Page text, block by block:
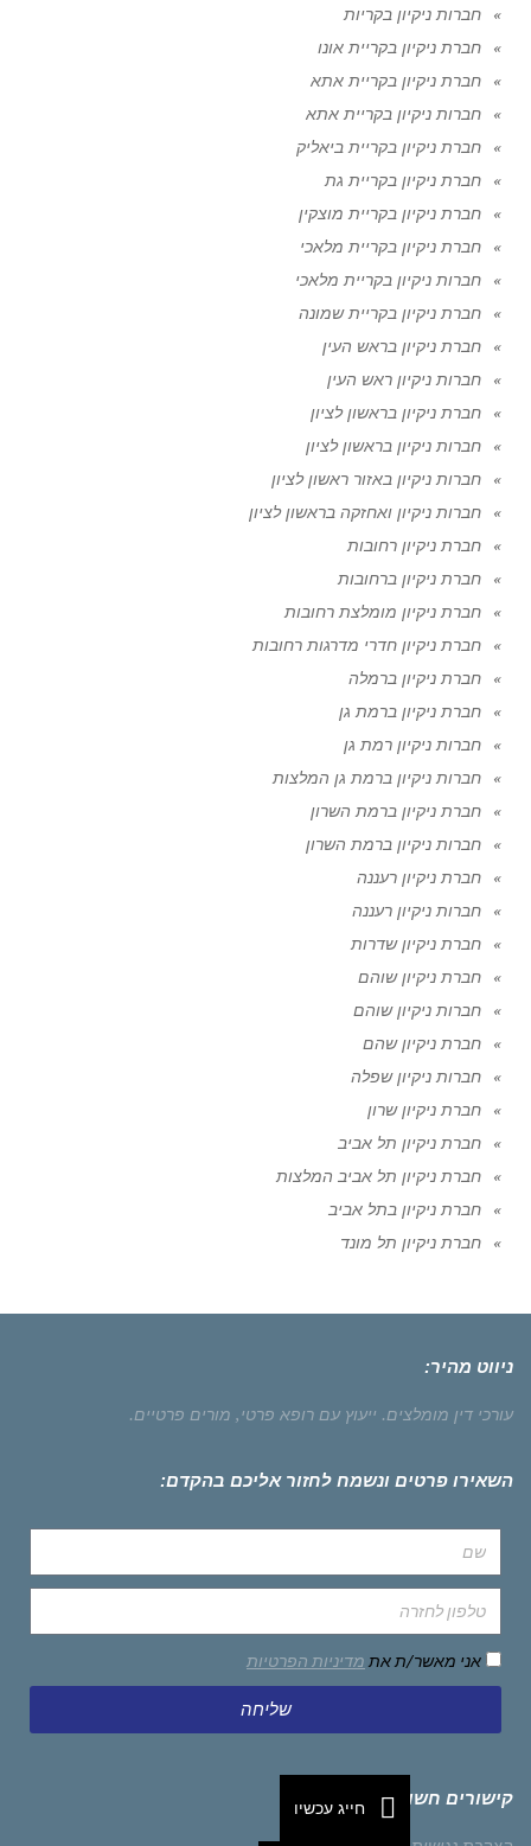
חברות ניקיון בקריות
חברת ניקיון בקריית אונו
חברת ניקיון בקריית אתא
חברות ניקיון בקריית אתא
חברת ניקיון בקריית ביאליק
חברת ניקיון בקריית גת
חברת ניקיון בקריית מוצקין
חברת ניקיון בקריית מלאכי
חברות ניקיון בקריית מלאכי
חברת ניקיון בקריית שמונה
חברת ניקיון בראש העין
חברות ניקיון ראש העין
חברת ניקיון בראשון לציון
חברות ניקיון בראשון לציון
חברות ניקיון באזור ראשון לציון
חברות ניקיון ואחזקה בראשון לציון
חברת ניקיון רחובות
חברת ניקיון ברחובות
חברת ניקיון מומלצת רחובות
חברת ניקיון חדרי מדרגות רחובות
חברת ניקיון ברמלה
חברת ניקיון ברמת גן
חברות ניקיון רמת גן
חברות ניקיון ברמת גן המלצות
חברת ניקיון ברמת השרון
חברות ניקיון ברמת השרון
חברת ניקיון רעננה
חברות ניקיון רעננה
חברת ניקיון שדרות
חברת ניקיון שוהם
חברות ניקיון שוהם
חברת ניקיון שהם
חברות ניקיון שפלה
חברת ניקיון שרון
חברת ניקיון תל אביב
חברת ניקיון תל אביב המלצות
חברת ניקיון בתל אביב
חברת ניקיון תל מונד
ניווט מהיר:
עורכי דין מומלצים. ייעוץ עם רופא פרטי, מורים פרטיים.
השאירו פרטים ונשמח לחזור אליכם בהקדם:
אני מאשר/ת את מדיניות הפרטיות
שליחה
קישורים חשובים חייג עכשיו